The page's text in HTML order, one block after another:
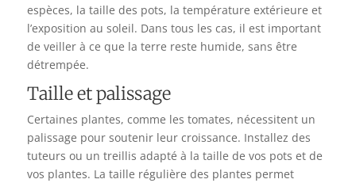
espèces, la taille des pots, la température extérieure et
l’exposition au soleil. Dans tous les cas, il est important
de veiller à ce que la terre reste humide, sans être
détrempée.
Taille et palissage
Certaines plantes, comme les tomates, nécessitent un
palissage pour soutenir leur croissance. Installez des
tuteurs ou un treillis adapté à la taille de vos pots et de
vos plantes. La taille régulière des plantes permet